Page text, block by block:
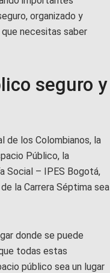
organizado y
necesitas saber
seguro y
de los Colombianos, la
Público, la
Social – IPES Bogotá,
la Carrera Séptima sea
donde se puede
todas estas
público sea un lugar